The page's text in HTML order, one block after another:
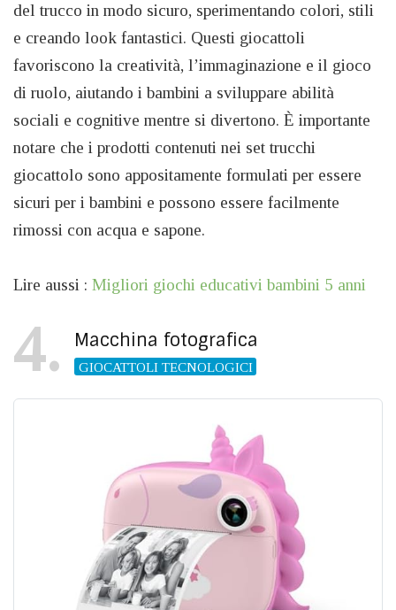
del trucco in modo sicuro, sperimentando colori, stili
e creando look fantastici. Questi giocattoli
favoriscono la creatività, l’immaginazione e il gioco
di ruolo, aiutando i bambini a sviluppare abilità
sociali e cognitive mentre si divertono. È importante
notare che i prodotti contenuti nei set trucchi
giocattolo sono appositamente formulati per essere
sicuri per i bambini e possono essere facilmente
rimossi con acqua e sapone.
Lire aussi : Migliori giochi educativi bambini 5 anni
4 Macchina fotografica
GIOCATTOLI TECNOLOGICI